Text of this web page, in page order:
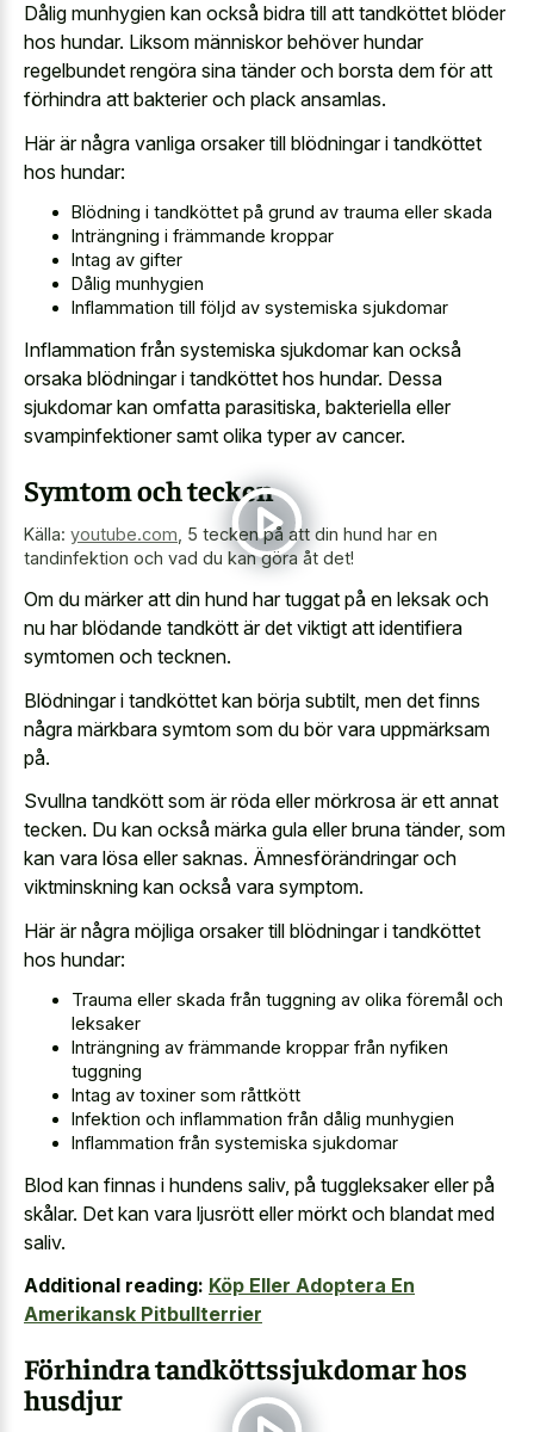
Dålig munhygien kan också bidra till att tandköttet blöder
hos hundar. Liksom människor behöver hundar
regelbundet rengöra sina tänder och borsta dem för att
förhindra att bakterier och plack ansamlas.
Här är några vanliga orsaker till blödningar i tandköttet
hos hundar:
Blödning i tandköttet på grund av trauma eller skada
Inträngning i främmande kroppar
Intag av gifter
Dålig munhygien
Inflammation till följd av systemiska sjukdomar
Inflammation från systemiska sjukdomar kan också
orsaka blödningar i tandköttet hos hundar. Dessa
sjukdomar kan omfatta parasitiska, bakteriella eller
svampinfektioner samt olika typer av cancer.
Symtom och tecken
Källa: youtube.com 5 tecken på att din hund har en
tandinfektion och vad du kan göra åt det!
Om du märker att din hund har tuggat på en leksak och
nu har blödande tandkött är det viktigt att identifiera
symtomen och tecknen.
Blödningar i tandköttet kan börja subtilt, men det finns
några märkbara symtom som du bör vara uppmärksam
på.
Svullna tandkött som är röda eller mörkrosa är ett annat
tecken. Du kan också märka gula eller bruna tänder, som
kan vara lösa eller saknas. Ämnesförändringar och
viktminskning kan också vara symptom.
Här är några möjliga orsaker till blödningar i tandköttet
hos hundar:
Trauma eller skada från tuggning av olika föremål och
leksaker
Inträngning av främmande kroppar från nyfiken
tuggning
Intag av toxiner som råttkött
Infektion och inflammation från dålig munhygien
Inflammation från systemiska sjukdomar
Blod kan finnas i hundens saliv, på tuggleksaker eller på
skålar. Det kan vara ljusrött eller mörkt och blandat med
saliv.
Additional reading: Köp Eller Adoptera En
Amerikansk Pitbullterrier
Förhindra tandköttssjukdomar hos
husdjur